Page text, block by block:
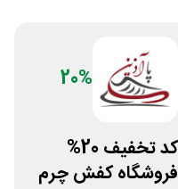
20%
کد تخفیف 20%
فروشگاه کفش چرم